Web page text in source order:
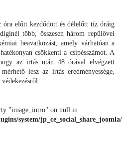
óra előtt kezdődött és délelőtt tíz óráig
több, összesen három repülővel
beavatkozást, amely várhatóan a
csökkenti a csípésszámot. A
az irtás után 48 órával elvégzett
lesz az irtás eredményessége,
"image_intro" on null in
system/